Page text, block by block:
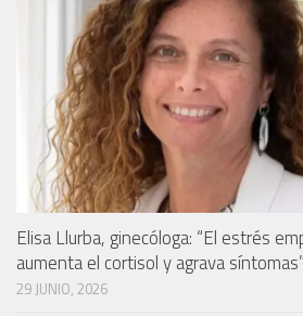
Elisa Llurba, ginecóloga: “El estrés
aumenta el cortisol y agrava
29 JUNIO, 2026